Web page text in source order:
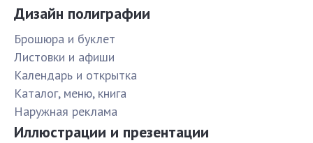
Дизайн полиграфии
Брошюра и буклет
Листовки и афиши
Календарь и открытка
Каталог, меню, книга
Наружная реклама
Иллюстрации и презентации